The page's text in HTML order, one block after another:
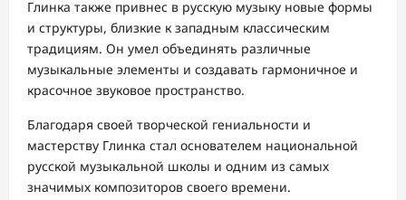
Глинка также привнес в русскую музыку новые формы
и структуры, близкие к западным классическим
традициям. Он умел объединять различные
музыкальные элементы и создавать гармоничное и
красочное звуковое пространство.
Благодаря своей творческой гениальности и
мастерству Глинка стал основателем национальной
русской музыкальной школы и одним из самых
значимых композиторов своего времени.